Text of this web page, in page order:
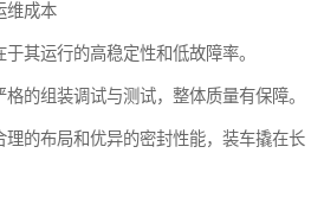
维成本
其运行的高稳定性和低故障率。
的组装调试与测试，整体质量有保障。
的布局和优异的密封性能，装车撬在长